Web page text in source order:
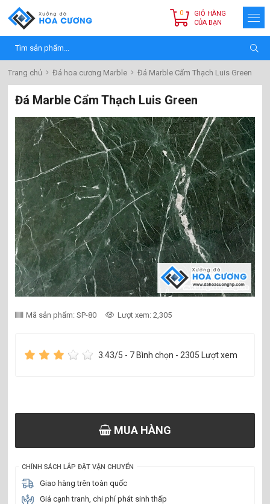
0
GIỎ HÀNG
CỦA BẠN
Trang chủ Đá hoa cương Marble Đá Marble Cẩm Thạch Luis Green
Đá Marble Cẩm Thạch Luis Green
Mã sản phẩm: SP-80 Lượt xem: 2,305
3.43/5 - 7 Bình chọn - 2305 Lượt xem
MUA HÀNG
CHÍNH SÁCH LẮP ĐẶT VẬN CHUYỂN
Giao hàng trên toàn quốc
Giá cạnh tranh, chi phí phát sinh thấp